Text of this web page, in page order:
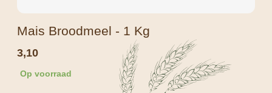
Mais Broodmeel - 1 Kg
3,10
Op voorraad